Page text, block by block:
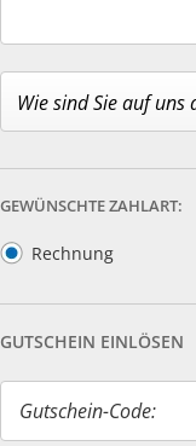
Wie sind Sie auf
GEWÜNSCHTE ZAHLART:
Rechnung
GUTSCHEIN EINLÖSEN
Gutschein-Code: